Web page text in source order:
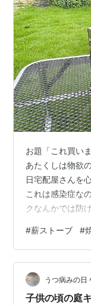
お題「これ買い
あたくしは物欲
日宅配屋さんを
これは感染症な
クなんかでは防
手乗りサイズの
がしっかりして
ッシュの小あた
くてちょっと芋
ぞ。
#薪ストーブ #
うつ病みの日
子供の頃の庭